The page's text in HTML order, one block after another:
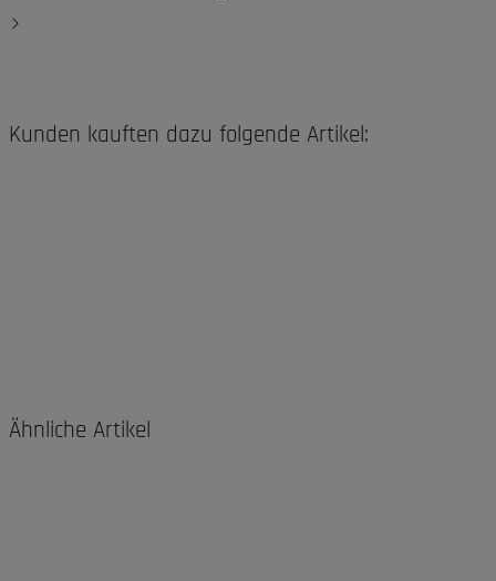
Kunden kauften dazu folgende Artikel:
Ähnliche Artikel